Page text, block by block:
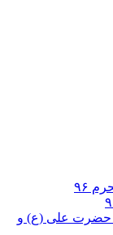
۹۶
حضرت علی (ع) و